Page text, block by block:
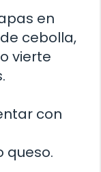
en
cebolla,
vierte
con
queso.